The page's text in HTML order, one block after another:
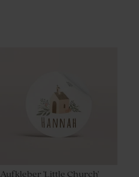
Aufkleber 'Little Church'